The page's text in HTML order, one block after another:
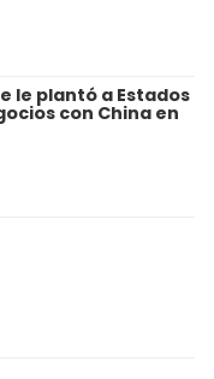
le plantó a Estados
con China en